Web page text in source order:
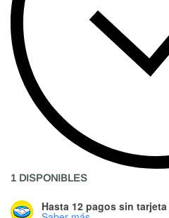
1 DISPONIBLES
Hasta 12 pagos sin tarjeta